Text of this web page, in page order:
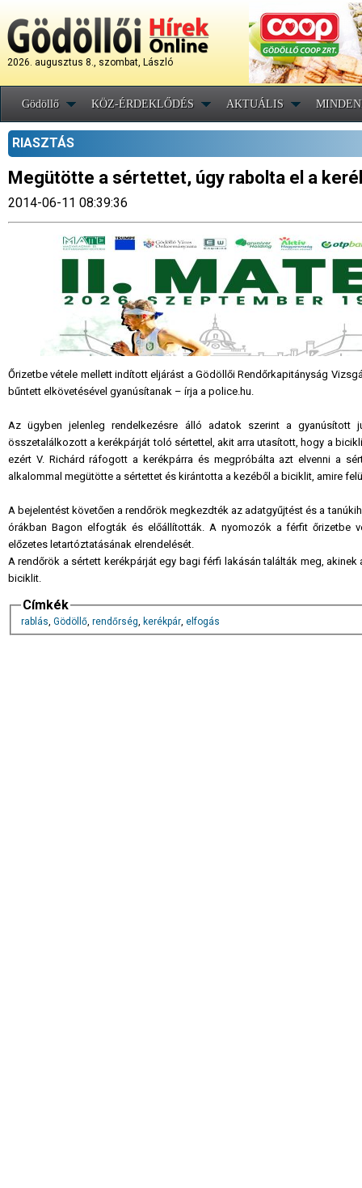
2026. augusztus 8., szombat, László
Gödöllő KÖZ-ÉRDEKLŐDÉS AKTUÁLIS
RIASZTÁS
Megütötte a sértettet, úgy rabolta el a
2014-06-11 08:39:36
Őrizetbe vétele mellett indított eljárást a Gödöllői Rendőrkapitányság
bűntett elkövetésével gyanúsítanak – írja a police.hu.
Az ügyben jelenleg rendelkezésre álló adatok szerint a gyanúsított
összetalálkozott a kerékpárját toló sértettel, akit arra utasított, hogy a
ezért V. Richárd ráfogott a kerékpárra és megpróbálta azt elvenni a
alkalommal megütötte a sértettet és kirántotta a kezéből a biciklit, amire
A bejelentést követően a rendőrök megkezdték az adatgyűjtést és a
órákban Bagon elfogták és előállították. A nyomozók a férfit őrizetbe
előzetes letartóztatásának elrendelését.
A rendőrök a sértett kerékpárját egy bagi férfi lakásán találták meg,
biciklit.
Címkék
rablás, Gödöllő, rendőrség, kerékpár, elfogás